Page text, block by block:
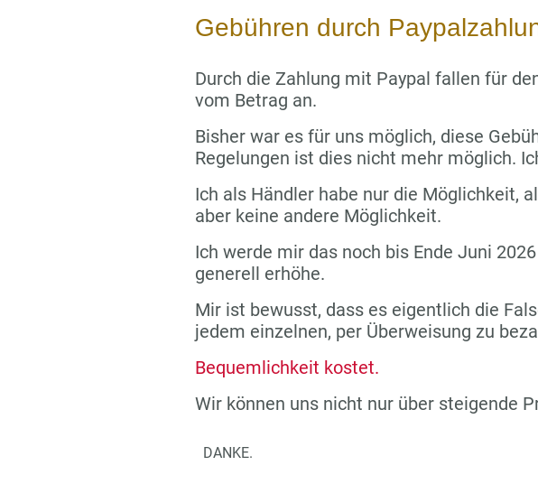
Gebühren durch
Durch die Zahlung mit Paypal fallen für
vom Betrag an.
Bisher war es für uns möglich, diese
Regelungen ist dies nicht mehr möglich.
Ich als Händler habe nur die Möglichkeit,
aber keine andere Möglichkeit.
Ich werde mir das noch bis Ende Juni
generell erhöhe.
Mir ist bewusst, dass es eigentlich die
jedem einzelnen, per Überweisung zu
Bequemlichkeit kostet.
Wir können uns nicht nur über steigende
DANKE.